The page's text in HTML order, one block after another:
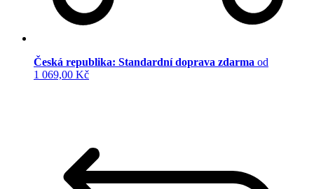
Česká republika: Standardní doprava zdarma od
1 069,00 Kč